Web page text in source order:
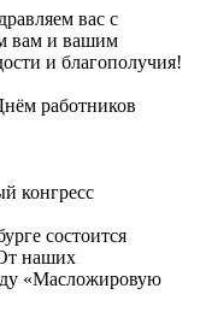
вас с
вам и вашим
и благополучия!
конгресс
состоится
наших
«Масложировую